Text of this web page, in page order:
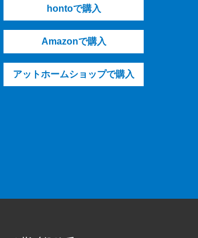
hontoで購入
Amazonで購入
アットホームショップで購入